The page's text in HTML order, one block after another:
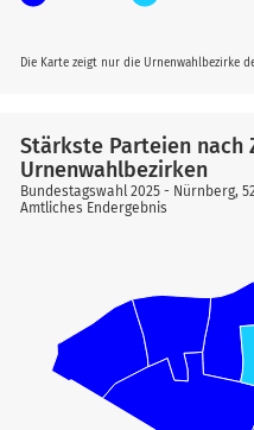
Die Karte zeigt nur die Urnenwahlbezirke
Stärkste Parteien nach
Urnenwahlbezirken
Bundestagswahl 2025 - Nürnberg,
Amtliches Endergebnis